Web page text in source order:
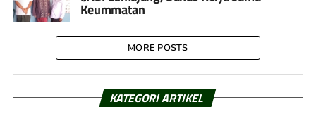
Keummatan
MORE POSTS
KATEGORI ARTIKEL